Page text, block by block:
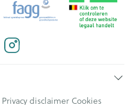
Privacy disclaimer Cookies